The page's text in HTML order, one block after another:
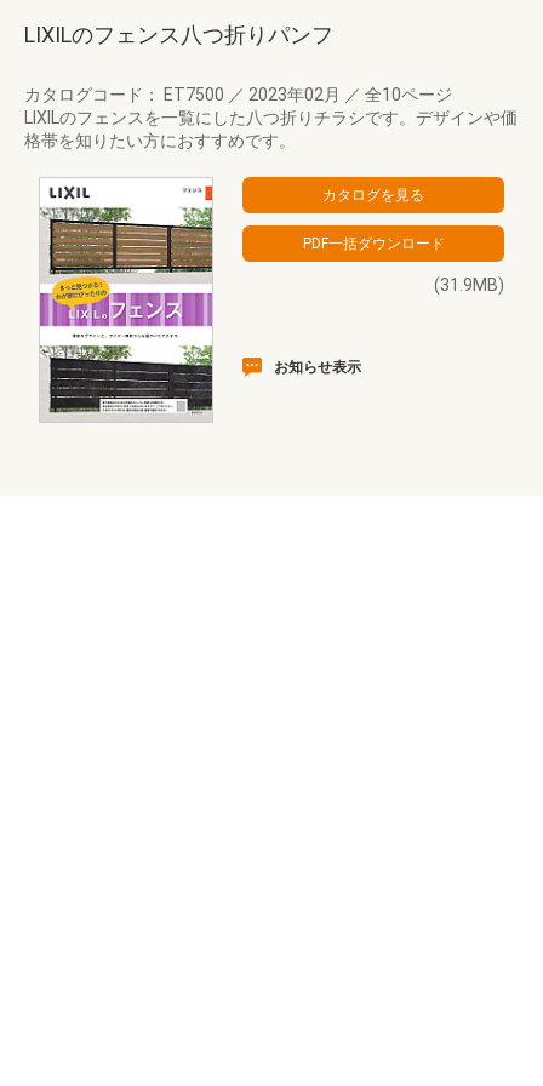
LIXILのフェンス八つ折りパンフ
カタログコード： ET7500 ／ 2023年02月 ／ 全10ページ
LIXILのフェンスを一覧にした八つ折りチラシです。デザインや価
格帯を知りたい方におすすめです。
(31.9MB)
お知らせ表示